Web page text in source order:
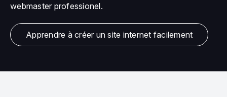
webmaster professionel.
Apprendre à créer un site internet facilement